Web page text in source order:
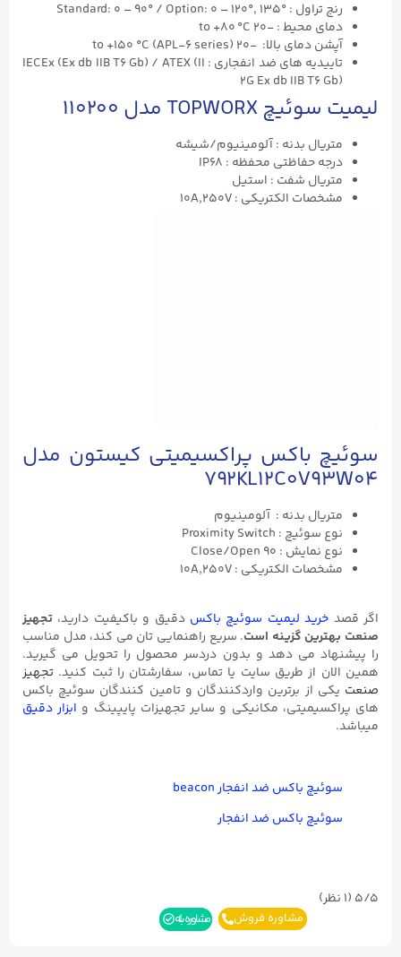
رنج تراول : Standard: ۰ – ۹۰° / Option: ۰ – ۱۲۰°, ۱۳۵°
دمای محیط : -۲۰ to +۸۰ °C
آپشن دمای بالا: -۲۰ to +۱۵۰ °C (APL-۶ series)
تاییدیه های ضد انفجاری : IECEx (Ex db IIB T6 Gb) / ATEX (II
2G Ex db IIB T6 Gb)
لیمیت سوئیچ TOPWORX مدل ۱۱۰۲۰۰
متریال بدنه : آلومینیوم/شیشه
درجه حفاظتی محفظه : IP68
متریال شفت : استیل
مشخصات الکتریکی : 10A,250V
سوئیچ باکس پراکسیمیتی کیستون مدل
792KL12C0V93W04
متریال بدنه : آلومینیوم
نوع سوئیچ : Proximity Switch
نوع نمایش : Close/Open ۹۰
مشخصات الکتریکی : 10A,250V
اگر قصد خرید لیمیت سوئیچ باکس دقیق و باکیفیت دارید، تجهیز
صنعت بهترین گزینه است. سریع راهنمایی تان می کند، مدل مناسب
را پیشنهاد می دهد و بدون دردسر محصول را تحویل می گیرید.
همین الان از طریق سایت یا تماس، سفارشتان را ثبت کنید. تجهیز
صنعت یکی از برترین واردکنندگان و تامین کنندگان سوئیچ باکس
های پراکسیمیتی، مکانیکی و سایر تجهیزات پایپینگ و ابزار دقیق
میباشد.
سوئیچ باکس ضد انفجار beacon
سوئیچ باکس ضد انفجار
5/5 (۱ نظر)
مشاوره فروش مشاوره بله